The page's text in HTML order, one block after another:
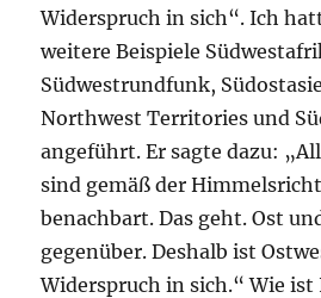
Widerspruch in sich“. Ich
weitere Beispiele
Südwestrundfunk,
Northwest Territories und
angeführt. Er sagte dazu:
sind gemäß der
benachbart. Das geht. Ost
gegenüber. Deshalb ist
Widerspruch in sich.“ Wie